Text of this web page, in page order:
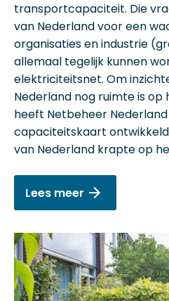
transportcapaciteit. Die
van Nederland voor een
organisaties en industrie
allemaal tegelijk kunnen
elektriciteitsnet. Om
Nederland nog ruimte is
heeft Netbeheer
capaciteitskaart
van Nederland krapte op
Lees meer